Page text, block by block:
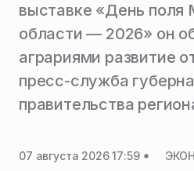
выставке «День поля
области — 2026» он
аграриями развитие
пресс-служба
правительства
07 августа 2026 17:59